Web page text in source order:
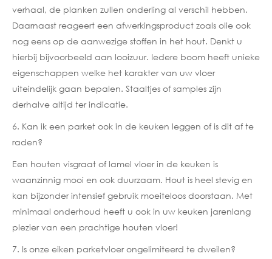
verhaal, de planken zullen onderling al verschil hebben.
Daarnaast reageert een afwerkingsproduct zoals olie ook
nog eens op de aanwezige stoffen in het hout. Denkt u
hierbij bijvoorbeeld aan looizuur. Iedere boom heeft unieke
eigenschappen welke het karakter van uw vloer
uiteindelijk gaan bepalen. Staaltjes of samples zijn
derhalve altijd ter indicatie.
6. Kan ik een parket ook in de keuken leggen of is dit af te
raden?
Een houten visgraat of lamel vloer in de keuken is
waanzinnig mooi en ook duurzaam. Hout is heel stevig en
kan bijzonder intensief gebruik moeiteloos doorstaan. Met
minimaal onderhoud heeft u ook in uw keuken jarenlang
plezier van een prachtige houten vloer!
7. Is onze eiken parketvloer ongelimiteerd te dweilen?